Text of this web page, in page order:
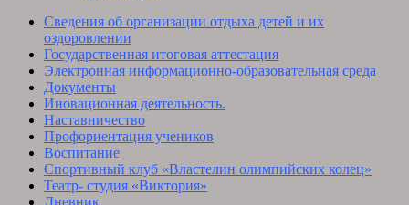
Сведения об организации отдыха детей и их
оздоровлении
Государственная итоговая аттестация
Электронная информационно-образовательная среда
Документы
Иновационная деятельность.
Наставничество
Профориентация учеников
Воспитание
Спортивный клуб «Властелин олимпийских колец»
Театр- студия «Виктория»